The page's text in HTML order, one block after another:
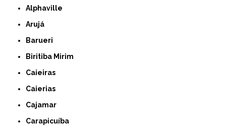
Alphaville
Arujá
Barueri
Biritiba Mirim
Caieiras
Caierias
Cajamar
Carapicuíba